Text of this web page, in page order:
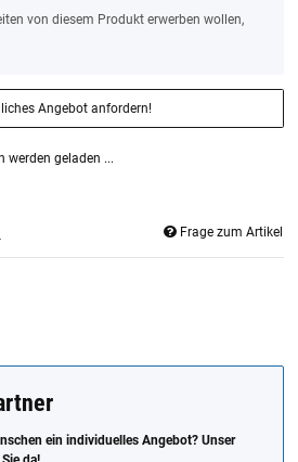
von diesem Produkt erwerben wollen,
Angebot anfordern!
werden geladen ...
Frage zum Artikel
ein individuelles Angebot? Unser